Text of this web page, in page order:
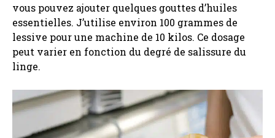
vous pouvez ajouter quelques gouttes d’huiles
essentielles. J’utilise environ 100 grammes de
lessive pour une machine de 10 kilos. Ce dosage
peut varier en fonction du degré de salissure du
linge.